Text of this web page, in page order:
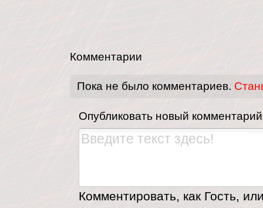
Комментарии
Пока не было комментариев.
Опубликовать новый комментарий
Комментировать, как Гость,